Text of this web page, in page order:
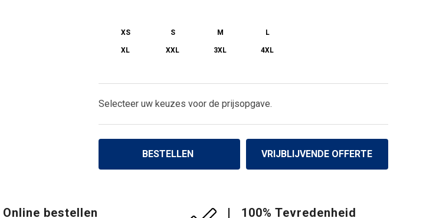
XS S M L
XL XXL 3XL 4XL
Selecteer uw keuzes voor de prijsopgave.
BESTELLEN VRIJBLIJVENDE OFFERTE
Online bestellen 100% Tevredenheid